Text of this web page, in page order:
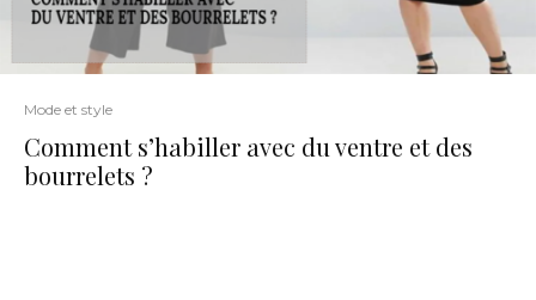
Mode et style
Comment s’habiller avec du ventre et des
bourrelets ?